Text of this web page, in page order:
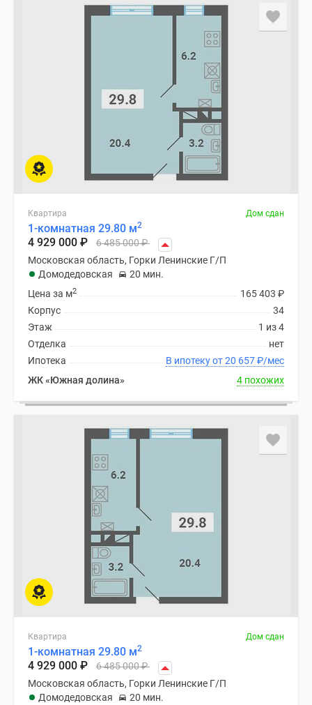
Квартира Дом сдан
1-комнатная 29.80 м2
4 929 000 ₽ 6 485 000₽
Московская область, Горки Ленинские Г/П
Домодедовская
20 мин.
165 403 ₽
Цена за м2
34
Корпус
1 из 4
Этаж
нет
Отделка
В ипотеку от 20 657₽/мес
Ипотека
ЖК «Южная долина»
4 похожих
Квартира Дом сдан
1-комнатная 29.80 м2
4 929 000 ₽ 6 485 000₽
Московская область, Горки Ленинские Г/П
Домодедовская
20 мин.